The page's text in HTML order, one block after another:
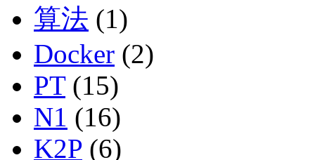
算法 (1)
Docker (2)
PT(15)
N1 (16)
K2P (6)